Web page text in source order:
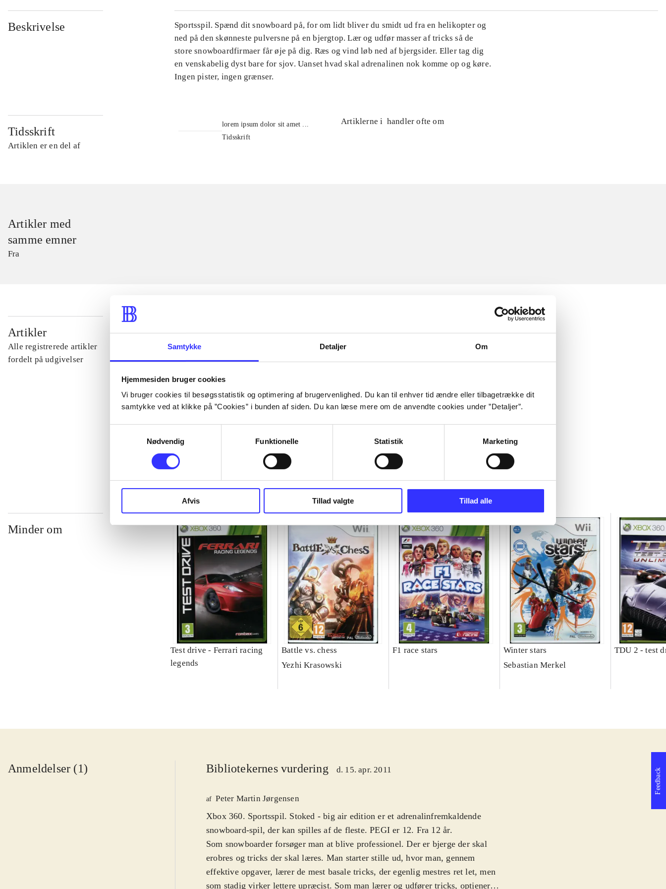
Samtykke Detaljer Om
Hjemmesiden bruger cookies
Vi bruger cookies til besøgsstatistik og optimering af brugervenlighed. Du kan til enhver tid ændre eller tilbagetrække dit
samtykke ved at klikke på ”Cookies” i bunden af siden. Du kan læse mere om de anvendte cookies under ”Detaljer”.
Nødvendig
Funktionelle Statistik Marketing
Afvis Tillad valgte Tillad alle
Beskrivelse
Sportsspil. Spænd dit snowboard på, for om lidt bliver du smidt ud fra en helikopter og
ned på den skønneste pulversne på en bjergtop. Lær og udfør masser af tricks så de
store snowboardfirmaer får øje på dig. Ræs og vind løb ned af bjergsider. Eller tag dig
en venskabelig dyst bare for sjov. Uanset hvad skal adrenalinen nok komme op og køre.
Ingen pister, ingen grænser.
Tidsskrift
Artiklen er en del af
lorem ipsum dolor sit amet ...
Tidsskrift
Artiklerne i handler ofte om
Artikler med
samme emner
Fra
Artikler
Alle registrerede artikler
fordelt på udgivelser
...
Minder om
Test drive - Ferrari racing
legends
Battle vs. chess
Yezhi Krasowski
F1 race stars
Winter stars
Sebastian Merkel
TDU 2 - test
Anmeldelser (1) Bibliotekernes vurdering d. 15. apr. 2011
af Peter Martin Jørgensen
Xbox 360. Sportsspil. Stoked - big air edition er et adrenalinfremkaldende
snowboard-spil, der kan spilles af de fleste. PEGI er 12. Fra 12 år.
Som snowboarder forsøger man at blive professionel. Der er bjerge der skal
erobres og tricks der skal læres. Man starter stille ud, hvor man, gennem
effektive opgaver, lærer de mest basale tricks, der egenlig mestres ret let, men
som stadig virker lettere upræcist. Som man lærer og udfører tricks, optjener
Feedback